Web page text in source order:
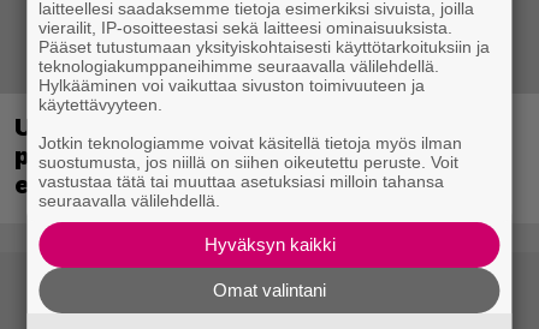
Ubisoft vahvisti uuden Ghost Recon -
pelin – kutsuu pelaajat mukaan
ennakkotestiin
laitteellesi saadaksemme tietoja esimerkiksi sivuista, joilla
vierailit, IP-osoitteestasi sekä laitteesi ominaisuuksista.
Pääset tutustumaan yksityiskohtaisesti käyttötarkoituksiin ja
teknologiakumppaneihimme seuraavalla välilehdellä.
Hylkääminen voi vaikuttaa sivuston toimivuuteen ja
käytettävyyteen.
Jotkin teknologiamme voivat käsitellä tietoja myös ilman
suostumusta, jos niillä on siihen oikeutettu peruste. Voit
vastustaa tätä tai muuttaa asetuksiasi milloin tahansa
seuraavalla välilehdellä.
Hyväksyn kaikki
Omat valintani